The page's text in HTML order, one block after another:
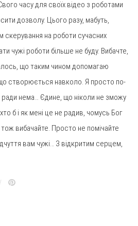
часу для своїх відео з роботами
дозволу. Цього разу, мабуть,
на роботи сучасних
чужі роботи більше не буду. Вибачте,
що таким чином допомагаю
створюється навколо. Я просто по-
нема… Єдине, що ніколи не зможу
б і як мені це не радив, чомусь Бог
вибачайте. Просто не помічайте
вам чужі… З відкритим серцем,
/